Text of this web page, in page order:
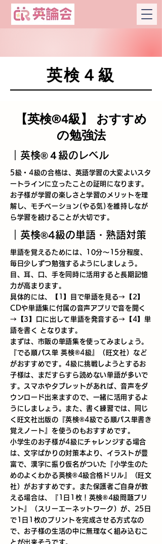
英検４級
【英検®4級】 おすすめ
の勉強法
​｜英検®︎４級のレベル
5級・4級の合格は、英語学習の大変よいスタ
ートラインに立ったことの証明になります。
お子様が学習の楽しさと学習のメリットを理
解し、モチベーション(やる気)を維持しなが
ら学習を続けることが大切です。
​｜英検®4級の単語・熟語対策
単語を覚えるためには、10分～15分程度、
毎日少しずつ勉強するようにしましょう。
目、耳、口、手を同時に活用すると長期記憶
力が高まります。
具体的には、【1】目で単語を見る→【2】
CDや単語集に付属の音声アプリで音を聞く
→【3】口に出して単語を発音する→【4】単
語を書く となります。
まずは、市販の単語集を使ってみましょう。
『でる順パス単 英検®4級』（旺文社）など
がおすすめです。4級に挑戦しようとするお
子様は、まだすらすら読めない単語が多いで
す。スマホやタブレットがあれば、音声をダ
ウンロード出来ますので、一緒に活用するよ
うにしましょう。また、書く練習では、同じ
く旺文社出版の『英検®4級でる順パス単書き
覚えノート』を使うのもおすすめです。
小学生のお子様が4級にチャレンジする場合
は、文字ばかりの対策本より、イラストが豊
富で、漢字に振り仮名がついた『小学生のた
めのよくわかる英検®4級合格ドリル』（旺文
社）がおすすめです。また保護者ご自身が教
える場合は、『1日1枚！英検®4級問題プリ
ント』（スリーエーネットワーク）が、25日
で1日1枚のプリントを完成させる方式なの
で、お子様の生活の中に無理なく組み込むこ
とが出来そうです。